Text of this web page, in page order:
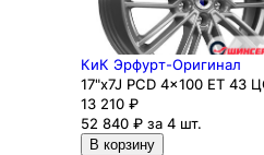
КиК Эрфурт-Оригинал
17"x7J PCD 4x100 ЕТ 43
13 210 ₽
52 840 ₽ за 4 шт.
В корзину